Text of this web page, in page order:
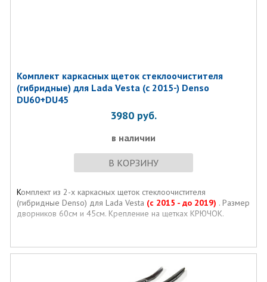
Комплект каркасных щеток стеклоочистителя
(гибридные) для Lada Vesta (c 2015-) Denso
DU60+DU45
3980 руб.
в наличии
В КОРЗИНУ
Комплект из 2-х каркасных щеток стеклоочистителя
(гибридные Denso) для Lada Vesta (c 2015 - до 2019) . Размер
дворников 60см и 45см. Крепление на щетках КРЮЧОК.